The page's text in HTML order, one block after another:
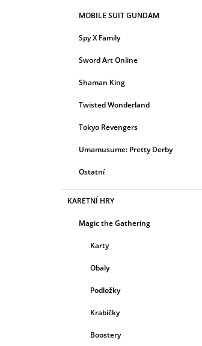
MOBILE SUIT GUNDAM
Spy X Family
Sword Art Online
Shaman King
Twisted Wonderland
Tokyo Revengers
Umamusume: Pretty Derby
Ostatní
KARETNÍ HRY
Magic the Gathering
Karty
Obaly
Podložky
Krabičky
Boostery